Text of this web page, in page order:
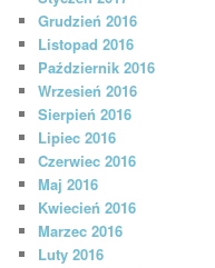
Grudzień 2016
Listopad 2016
Październik 2016
Wrzesień 2016
Sierpień 2016
Lipiec 2016
Czerwiec 2016
Maj 2016
Kwiecień 2016
Marzec 2016
Luty 2016